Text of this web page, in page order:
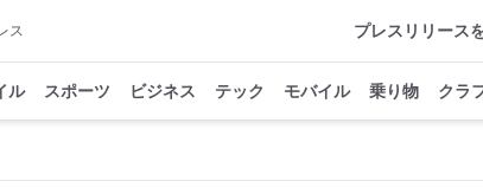
ス プレスリリース
ル スポーツ ビジネス テック モバイル 乗り物 クラ